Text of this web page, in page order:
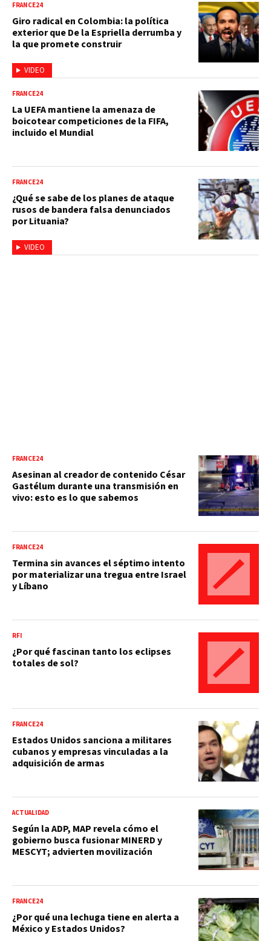
VIDEO
FRANCE24
Giro radical en Colombia: la política
exterior que De la Espriella derrumba y
la que promete construir
FRANCE24
La UEFA mantiene la amenaza de
boicotear competiciones de la FIFA,
incluido el Mundial
VIDEO
FRANCE24
¿Qué se sabe de los planes de ataque
rusos de bandera falsa denunciados
por Lituania?
FRANCE24
Asesinan al creador de contenido César
Gastélum durante una transmisión en
vivo: esto es lo que sabemos
FRANCE24
Termina sin avances el séptimo intento
por materializar una tregua entre Israel
y Líbano
RFI
¿Por qué fascinan tanto los eclipses
totales de sol?
FRANCE24
Estados Unidos sanciona a militares
cubanos y empresas vinculadas a la
adquisición de armas
ACTUALIDAD
Según la ADP, MAP revela cómo el
gobierno busca fusionar MINERD y
MESCYT; advierten movilización
FRANCE24
¿Por qué una lechuga tiene en alerta a
México y Estados Unidos?